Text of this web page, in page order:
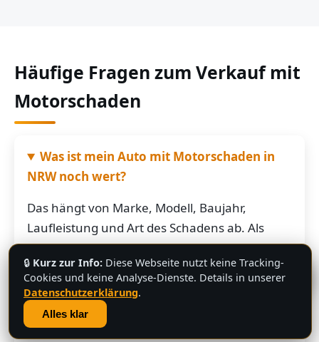
Häufige Fragen zum Verkauf mit
Motorschaden
Was ist mein Auto mit Motorschaden in
NRW noch wert?
Das hängt von Marke, Modell, Baujahr,
Laufleistung und Art des Schadens ab. Als
grobe Richtung: Fahrzeuge mit Motorschaden
bringen je nach Restwert der Karosserie und
der Teile oft noch mehrere hundert bis
mehrere tausend Euro. Schicken Sie uns die
Fahrzeugdaten – Sie bekommen von uns eine
💬
🔒 Kurz zur Info: Diese Webseite nutzt keine Tracking-
Cookies und keine Analyse-Dienste. Details in unserer
Datenschutzerklärung.
Alles klar